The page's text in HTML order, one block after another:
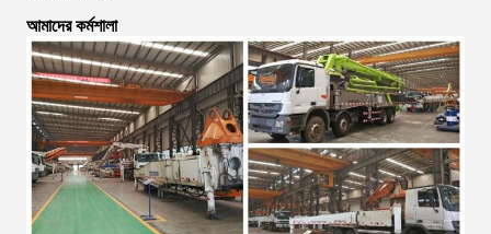
আমাদের কর্মশালা